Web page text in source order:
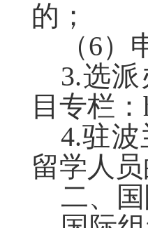
的；
（6
3.选派
目专栏：
4.驻
留学人
二、